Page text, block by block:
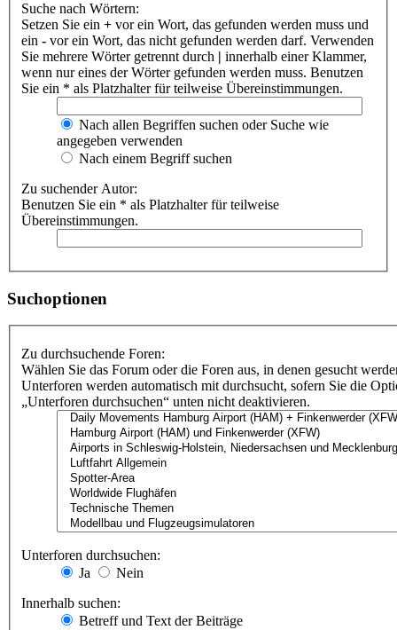
Suche nach Wörtern:
Setzen Sie ein + vor ein Wort, das gefunden werden muss und
ein - vor ein Wort, das nicht gefunden werden darf. Verwenden
Sie mehrere Wörter getrennt durch | innerhalb einer Klammer,
wenn nur eines der Wörter gefunden werden muss. Benutzen
Sie ein * als Platzhalter für teilweise Übereinstimmungen.
Nach allen Begriffen suchen oder Suche wie
angegeben verwenden
Nach einem Begriff suchen
Zu suchender Autor:
Benutzen Sie ein * als Platzhalter für teilweise
Übereinstimmungen.
Suchoptionen
Zu durchsuchende Foren:
Wählen Sie das Forum oder die Foren aus, in denen gesucht
Unterforen werden automatisch mit durchsucht, sofern Sie die
„Unterforen durchsuchen“ unten nicht deaktivieren.
Unterforen durchsuchen:
Ja
Nein
Innerhalb suchen:
Betreff und Text der Beiträge